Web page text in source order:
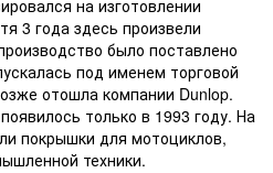
на изготовлении
3 года здесь произвели
было поставлено
под именем торговой
отошла компании Dunlop.
только в 1993 году. На
покрышки для мотоциклов,
техники.